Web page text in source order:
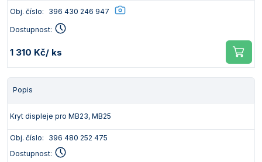
Obj. číslo: 396 430 246 947
Dostupnost:
1 310 Kč/ ks
Popis
Kryt displeje pro MB23, MB25
Obj. číslo:
396 480 252 475
Dostupnost: